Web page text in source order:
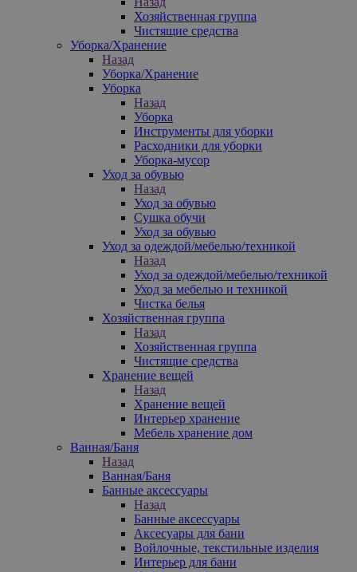
Хозяйственная группа
Чистящие средства
Уборка/Хранение
Назад
Уборка/Хранение
Уборка
Назад
Уборка
Инструменты для уборки
Расходники для уборки
Уборка-мусор
Уход за обувью
Назад
Уход за обувью
Сушка обучи
Уход за обувью
Уход за одеждой/мебелью/техникой
Назад
Уход за одеждой/мебелью/техникой
Уход за мебелью и техникой
Чистка белья
Хозяйственная группа
Назад
Хозяйственная группа
Чистящие средства
Хранение вещей
Назад
Хранение вещей
Интерьер хранение
Мебель хранение дом
Ванная/Баня
Назад
Ванная/Баня
Банные аксессуары
Назад
Банные аксессуары
Аксесуары для бани
Войлочные, текстильные изделия
Интерьер для бани